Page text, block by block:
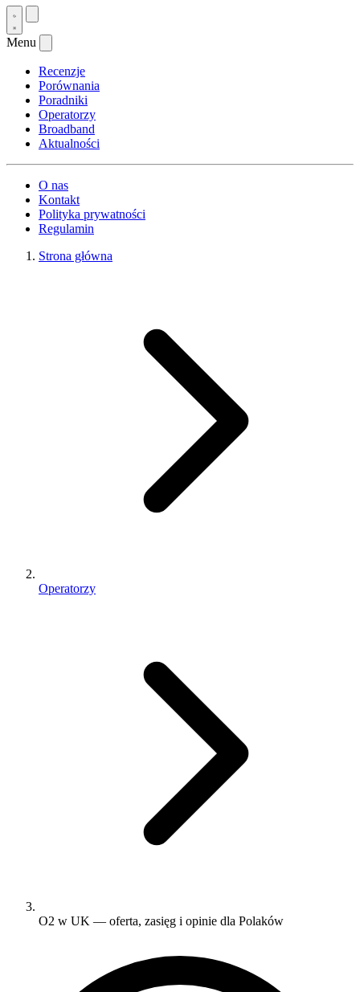
Menu
Recenzje
Porównania
Poradniki
Operatorzy
Broadband
Aktualności
O nas
Kontakt
Polityka prywatności
Regulamin
Strona główna
Operatorzy
O2 w UK — oferta, zasięg i opinie dla Polaków